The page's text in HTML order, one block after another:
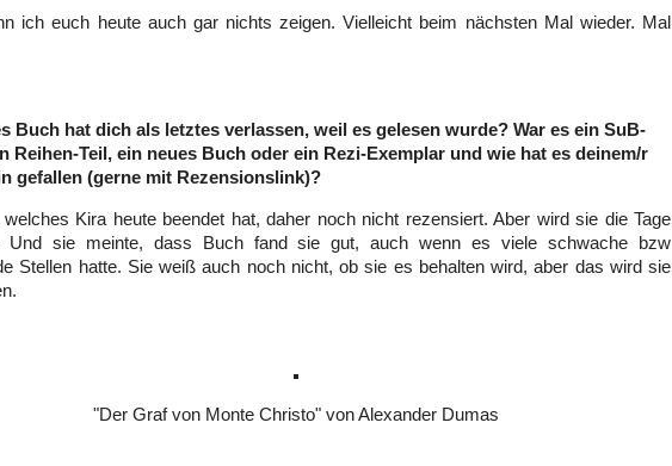
ich euch heute auch gar nichts zeigen. Vielleicht beim nächsten Mal wieder. Mal
Buch hat dich als letztes verlassen, weil es gelesen wurde? War es ein SuB-
Reihen-Teil, ein neues Buch oder ein Rezi-Exemplar und wie hat es deinem/r
gefallen (gerne mit Rezensionslink)?
Kira heute beendet hat, daher noch nicht rezensiert. Aber wird sie die Tage
Und sie meinte, dass Buch fand sie gut, auch wenn es viele schwache bzw
Stellen hatte. Sie weiß auch noch nicht, ob sie es behalten wird, aber das wird sie
"Der Graf von Monte Christo" von Alexander Dumas